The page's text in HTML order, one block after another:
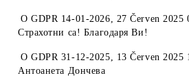
OGDPR 14-01-2026, 27 Červen 2025
Страхотни са! Благодаря Ви!
OGDPR 31-12-2025, 13 Červen 2025
Антоанета Дончева